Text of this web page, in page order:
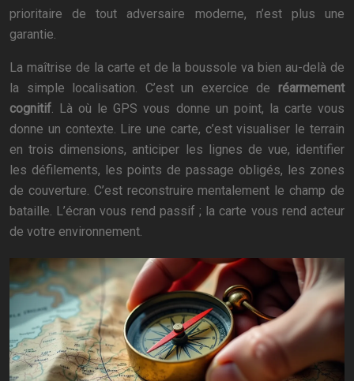
prioritaire de tout adversaire moderne, n’est plus une
garantie.
La maîtrise de la carte et de la boussole va bien au-delà de
la simple localisation. C’est un exercice de réarmement
cognitif . Là où le GPS vous donne un point, la carte vous
donne un contexte. Lire une carte, c’est visualiser le terrain
en trois dimensions, anticiper les lignes de vue, identifier
les défilements, les points de passage obligés, les zones
de couverture. C’est reconstruire mentalement le champ de
bataille. L’écran vous rend passif ; la carte vous rend acteur
de votre environnement.